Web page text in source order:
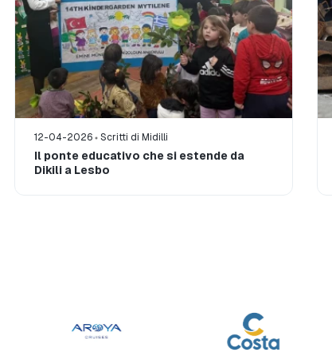
12-04-2026 Scritti di Midilli
Il ponte educativo che si estende da
Dikili a Lesbo